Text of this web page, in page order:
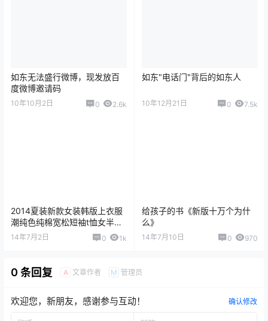
如东无法盛行微博，现发放百
度微博邀请码
10年10月2日 0 2.6k
如东"电话门"背后的如东人
10年12月21日 0 7.5k
2014夏装新款女装韩版上衣服
潮纯色纯棉宽松短袖t恤女半袖
打底衫
14年7月2日 0 1k
给孩子的书《新版十万个为什
么》
14年7月10日 0 970
0 条回复 A 文章作者 M 管理员
欢迎您，新朋友，感谢参与互动！ 确认修改